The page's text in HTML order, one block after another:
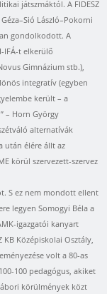
játszmáktól. A FIDESZ
László–Pokorni
gondolkodott. A
IFÁ-t elkerülő
Gimnázium stb.),
integratív (egyben
került – a
– Horn György
alternatívák
után élére állt az
körül szervezett-szervez
S ez nem mondott ellent
legyen Somogyi Béla a
igazgatói kanyart
KB Középiskolai Osztály,
volt a 80-as
100 pedagógus, akiket
körülmények közt